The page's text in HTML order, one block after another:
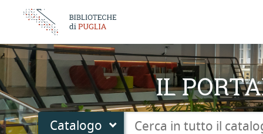
IL
Catalogo cambiaCerca su "Catalogo"